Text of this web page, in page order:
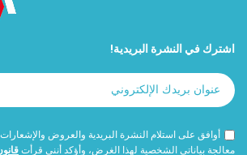
اشترك في النشرة البريدية!
أوافق على استلام النشرة البريدية والعروض
معالجة بياناتي الشخصية لهذا الغرض، وأؤكد أنني قرأت